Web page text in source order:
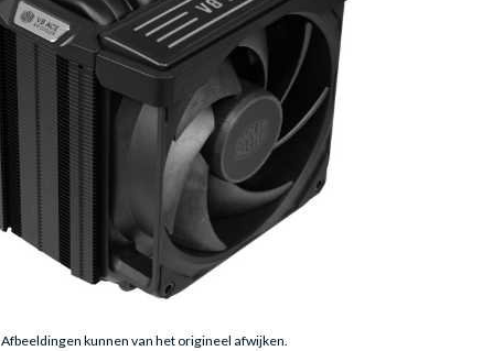
Afbeeldingen kunnen van het origineel afwijken.